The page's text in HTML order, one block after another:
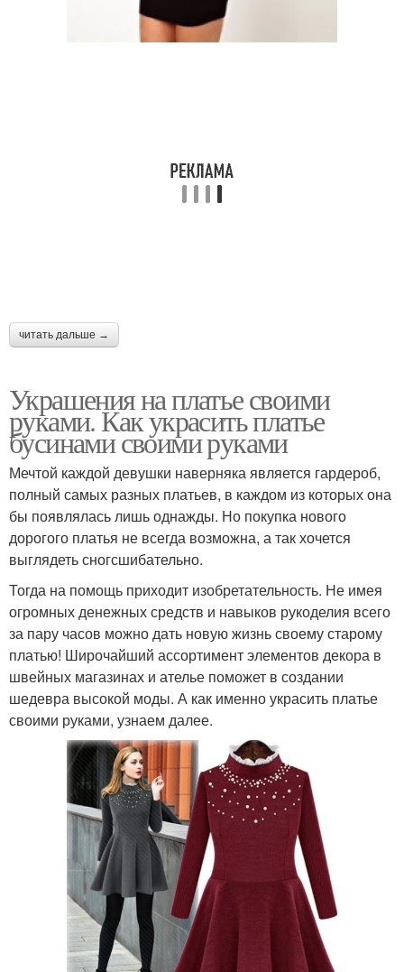
читать дальше →
Украшения на платье своими
руками. Как украсить платье
бусинами своими руками
Мечтой каждой девушки наверняка является гардероб,
полный самых разных платьев, в каждом из которых она
бы появлялась лишь однажды. Но покупка нового
дорогого платья не всегда возможна, а так хочется
выглядеть сногсшибательно.
Тогда на помощь приходит изобретательность. Не имея
огромных денежных средств и навыков рукоделия всего
за пару часов можно дать новую жизнь своему старому
платью! Широчайший ассортимент элементов декора в
швейных магазинах и ателье поможет в создании
шедевра высокой моды. А как именно украсить платье
своими руками, узнаем далее.